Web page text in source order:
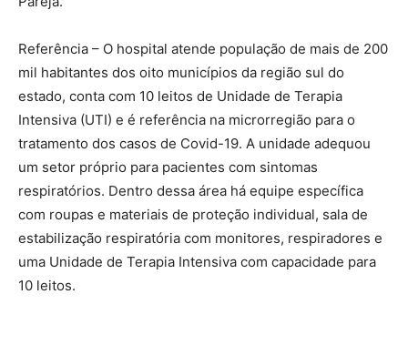
Referência – O hospital atende população de mais de 200
mil habitantes dos oito municípios da região sul do
estado, conta com 10 leitos de Unidade de Terapia
Intensiva (UTI) e é referência na microrregião para o
tratamento dos casos de Covid-19. A unidade adequou
um setor próprio para pacientes com sintomas
respiratórios. Dentro dessa área há equipe específica
com roupas e materiais de proteção individual, sala de
estabilização respiratória com monitores, respiradores e
uma Unidade de Terapia Intensiva com capacidade para
10 leitos.